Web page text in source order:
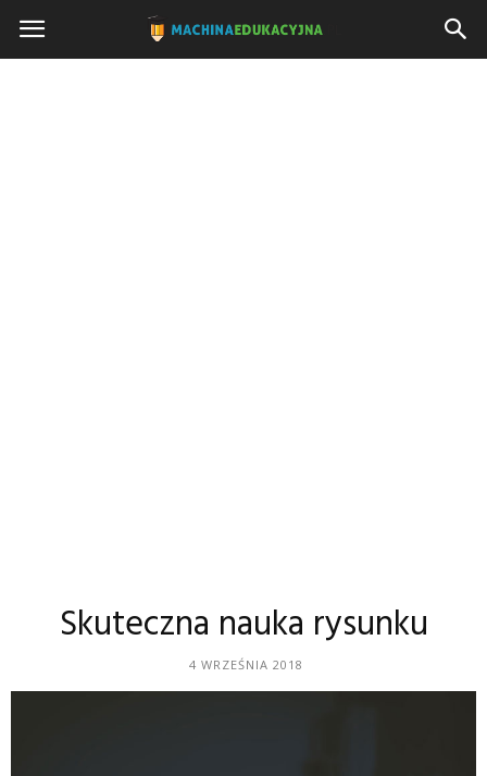
Machinaedukacyjna.pl
Skuteczna nauka rysunku
4 WRZEŚNIA 2018